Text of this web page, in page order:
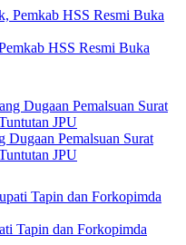
HSS Resmi Buka
Pemalsuan Surat
JPU
Tapin dan Forkopimda